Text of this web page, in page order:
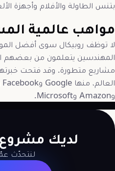
بتنس الطاولة والأفلام وأجهزة
مواهب عالمية
لا توظف روبيكال سوى أفضل
المهندسين يتعلمون من بعضهم
مشاريع متطورة. وقد فتحت
وAmazon وMicrosoft.
لديك
لنتحدّث